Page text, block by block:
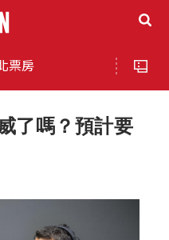
票房
了嗎？預計要